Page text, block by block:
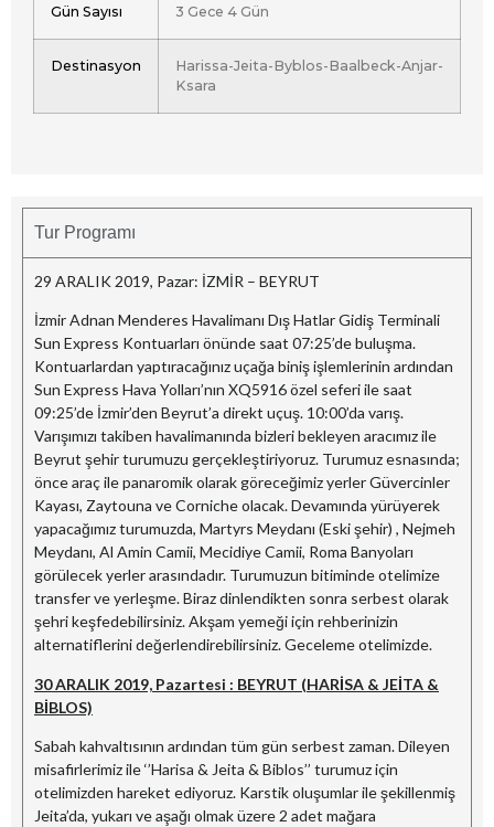
Gün Sayısı 3 Gece 4 Gün
Destinasyon
Harissa-Jeita-Byblos-Baalbeck-Anjar-
Ksara
Tur Programı
29 ARALIK 2019, Pazar: İZMİR – BEYRUT
İzmir Adnan Menderes Havalimanı Dış Hatlar Gidiş Terminali
Sun Express Kontuarları önünde saat 07:25’de buluşma.
Kontuarlardan yaptıracağınız uçağa biniş işlemlerinin ardından
Sun Express Hava Yolları’nın XQ5916 özel seferi ile saat
09:25’de İzmir’den Beyrut’a direkt uçuş. 10:00’da varış.
Varışımızı takiben havalimanında bizleri bekleyen aracımız ile
Beyrut şehir turumuzu gerçekleştiriyoruz. Turumuz esnasında;
önce araç ile panaromik olarak göreceğimiz yerler Güvercinler
Kayası, Zaytouna ve Corniche olacak. Devamında yürüyerek
yapacağımız turumuzda, Martyrs Meydanı (Eski şehir) , Nejmeh
Meydanı, Al Amin Camii, Mecidiye Camii, Roma Banyoları
görülecek yerler arasındadır. Turumuzun bitiminde otelimize
transfer ve yerleşme. Biraz dinlendikten sonra serbest olarak
şehri keşfedebilirsiniz. Akşam yemeği için rehberinizin
alternatiflerini değerlendirebilirsiniz. Geceleme otelimizde.
30 ARALIK 2019, Pazartesi : BEYRUT (HARİSA & JEİTA &
BİBLOS)
Sabah kahvaltısının ardından tüm gün serbest zaman. Dileyen
misafirlerimiz ile ‘’Harisa & Jeita & Biblos’’ turumuz için
otelimizden hareket ediyoruz. Karstik oluşumlar ile şekillenmiş
Jeita’da, yukarı ve aşağı olmak üzere 2 adet mağara